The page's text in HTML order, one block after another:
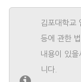
김포대학교
등에 관한
내용이 있
니다.